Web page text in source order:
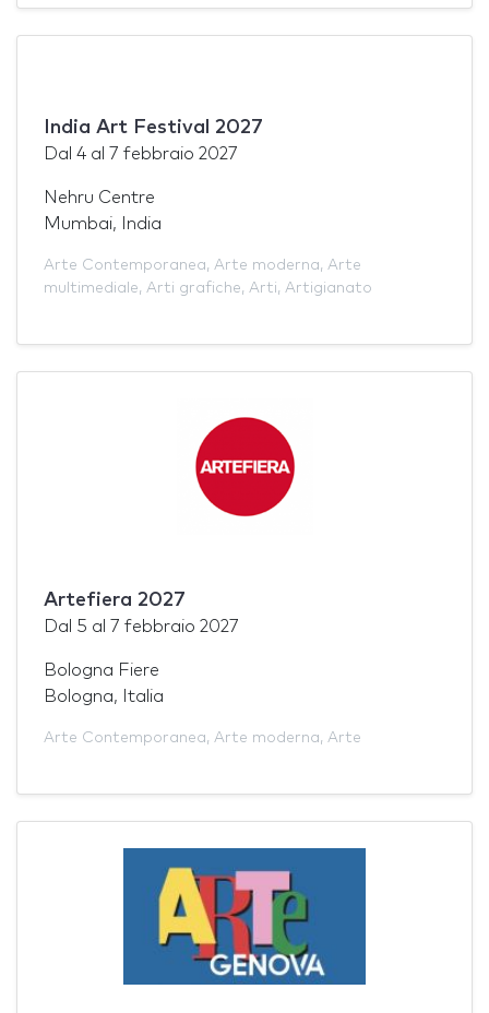
India Art Festival 2027
Dal 4 al 7 febbraio 2027
Nehru Centre
Mumbai, India
Arte Contemporanea, Arte moderna, Arte
multimediale, Arti grafiche, Arti, Artigianato
Artefiera 2027
Dal 5 al 7 febbraio 2027
Bologna Fiere
Bologna, Italia
Arte Contemporanea, Arte moderna, Arte